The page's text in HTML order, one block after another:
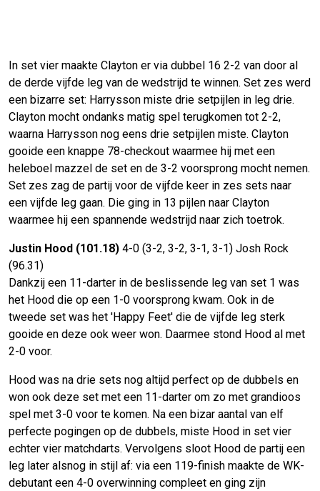
In set vier maakte Clayton er via dubbel 16 2-2 van door al
de derde vijfde leg van de wedstrijd te winnen. Set zes werd
een bizarre set: Harrysson miste drie setpijlen in leg drie.
Clayton mocht ondanks matig spel terugkomen tot 2-2,
waarna Harrysson nog eens drie setpijlen miste. Clayton
gooide een knappe 78-checkout waarmee hij met een
heleboel mazzel de set en de 3-2 voorsprong mocht nemen.
Set zes zag de partij voor de vijfde keer in zes sets naar
een vijfde leg gaan. Die ging in 13 pijlen naar Clayton
waarmee hij een spannende wedstrijd naar zich toetrok.
Justin Hood (101.18) 4-0 (3-2, 3-2, 3-1, 3-1) Josh Rock
(96.31)
Dankzij een 11-darter in de beslissende leg van set 1 was
het Hood die op een 1-0 voorsprong kwam. Ook in de
tweede set was het 'Happy Feet' die de vijfde leg sterk
gooide en deze ook weer won. Daarmee stond Hood al met
2-0 voor.
Hood was na drie sets nog altijd perfect op de dubbels en
won ook deze set met een 11-darter om zo met grandioos
spel met 3-0 voor te komen. Na een bizar aantal van elf
perfecte pogingen op de dubbels, miste Hood in set vier
echter vier matchdarts. Vervolgens sloot Hood de partij een
leg later alsnog in stijl af: via een 119-finish maakte de WK-
debutant een 4-0 overwinning compleet en ging zijn